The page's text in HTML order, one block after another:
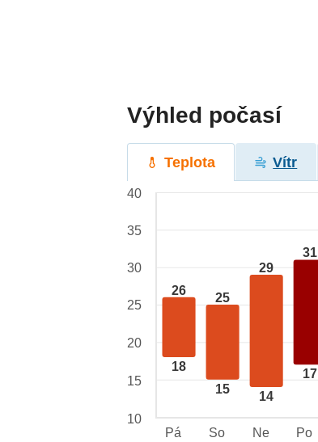
Výhled počasí
Teplota Vítr
26
18
25
15
29
14
31
17
40
35
30
25
20
15
10
Pá
So Ne Po